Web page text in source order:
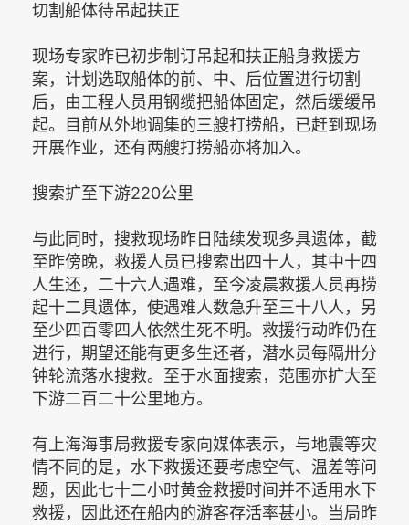
切割船体待吊起扶正
现场专家昨已初步制订吊起和扶正船身救援方
案，计划选取船体的前、中、后位置进行切割
后，由工程人员用钢缆把船体固定，然后缓缓吊
起。目前从外地调集的三艘打捞船，已赶到现场
开展作业，还有两艘打捞船亦将加入。
搜索扩至下游220公里
与此同时，搜救现场昨日陆续发现多具遗体，截
至昨傍晚，救援人员已搜索出四十人，其中十四
人生还，二十六人遇难，至今凌晨救援人员再捞
起十二具遗体，使遇难人数急升至三十八人，另
至少四百零四人依然生死不明。救援行动昨仍在
进行，期望还能有更多生还者，潜水员每隔卅分
钟轮流落水搜救。至于水面搜索，范围亦扩大至
下游二百二十公里地方。
有上海海事局救援专家向媒体表示，与地震等灾
情不同的是，水下救援还要考虑空气、温差等问
题，因此七十二小时黄金救援时间并不适用水下
救援，因此还在船内的游客存活率甚小。当局昨